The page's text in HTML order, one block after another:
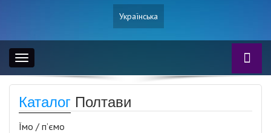
Українська
Toggle
navigation
Каталог Полтави
Їмо / п’ємо